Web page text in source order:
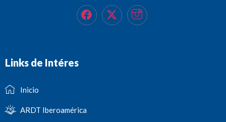
Links de Intéres
Inicio
ARDT Iberoamérica